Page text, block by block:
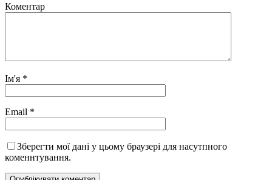
Коментар
Ім'я *
Email *
Зберегти мої дані у цьому браузері для насутпного
коменнтування.